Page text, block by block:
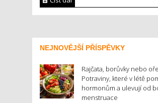
NEJNOVĚJŠÍ PŘÍSPĚVKY
Rajčata, borůvky nebo
Potraviny, které v létě
hormonům a ulevují od
menstruace